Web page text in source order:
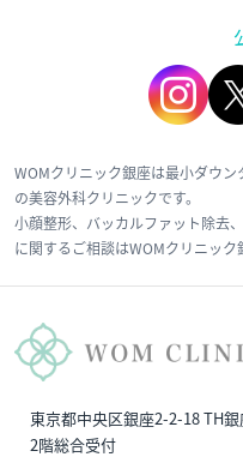
WOMクリニック銀座は最小ダウ
の美容外科クリニックです。
小顔整形、バッカルファット除去
に関するご相談はWOMクリニック
東京都中央区銀座2-2-18 TH
2階総合受付